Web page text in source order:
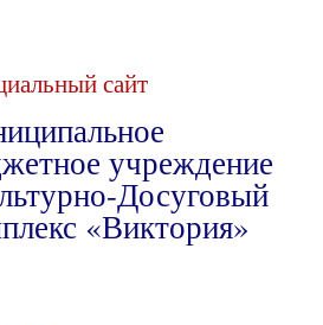
сайт
учреждение
Досуговый
«Виктория»